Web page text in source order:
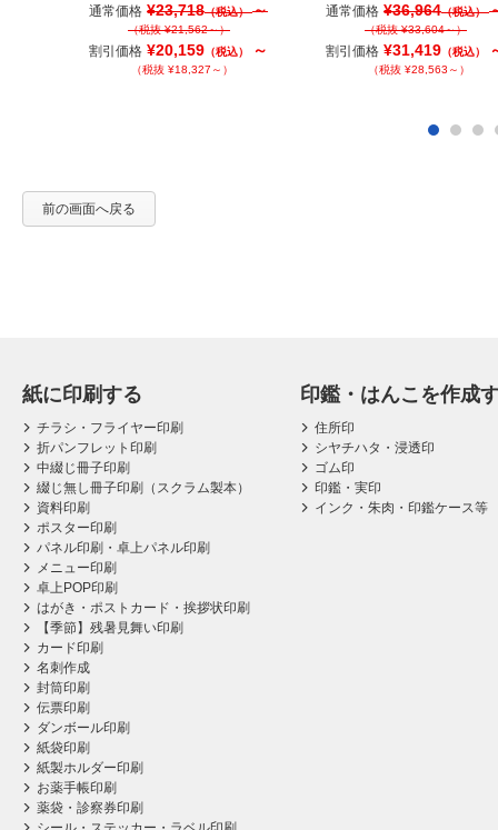
通常価格 ¥23,718（税込）～
（税抜 ¥21,562～）
割引価格 ¥20,159 （税込） ～
（税抜 ¥18,327～）
通常価格 ¥36,964（税込）
（税抜 ¥33,604～）
割引価格 ¥31,419 （税込）
（税抜 ¥28,563～）
前の画面へ戻る
紙に印刷する
チラシ・フライヤー印刷
折パンフレット印刷
中綴じ冊子印刷
綴じ無し冊子印刷（スクラム製本）
資料印刷
ポスター印刷
パネル印刷・卓上パネル印刷
メニュー印刷
卓上POP印刷
はがき・ポストカード・挨拶状印刷
【季節】残暑見舞い印刷
カード印刷
名刺作成
封筒印刷
伝票印刷
ダンボール印刷
紙袋印刷
紙製ホルダー印刷
お薬手帳印刷
薬袋・診察券印刷
印鑑・はんこを作成
住所印
シヤチハタ・浸透印
ゴム印
印鑑・実印
インク・朱肉・印鑑ケース等